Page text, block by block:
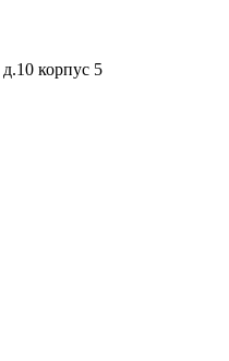
корпус 5